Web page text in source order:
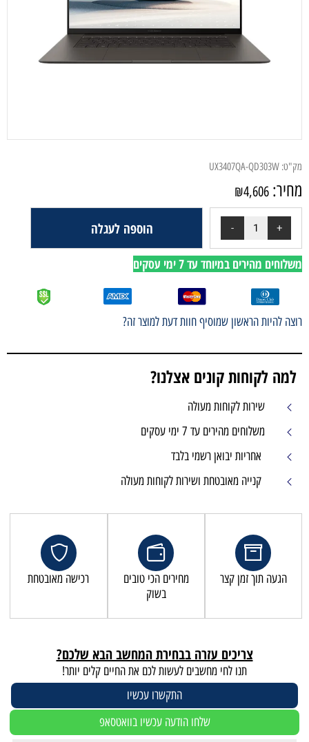
מק"ט: UX3407QA-QD303W
מחיר: ₪4,606
הוספה לעגלה
משלוחים מהירים במיוחד עד 7 ימי עסקים
רוצה להיות הראשון שמוסיף חוות דעת למוצר זה?
למה לקוחות קונים אצלנו?
שירות לקוחות מעולה
משלוחים מהירים עד 7 ימי עסקים
אחריות יבואן רשמי בלבד
קנייה מאובטחת ושירות לקוחות מעולה
הגעה תוך זמן קצר
מחירים הכי טובים
בשוק
רכישה מאובטחת
צריכים עזרה בבחירת המחשב הבא שלכם?
תנו לחי מחשבים לעשות לכם את החיים קלים יותר!
התקשרו עכשיו
שלחו הודעה עכשיו בוואטסאפ